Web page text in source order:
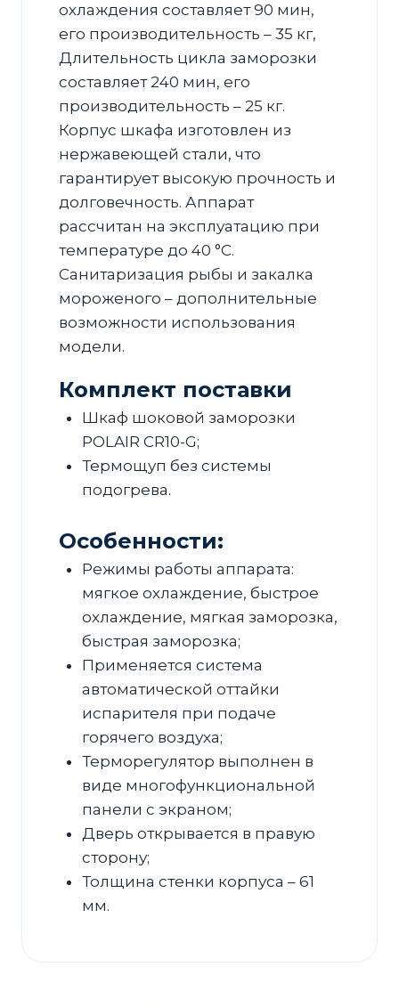
охлаждения составляет 90 мин,
его производительность – 35 кг,
Длительность цикла заморозки
составляет 240 мин, его
производительность – 25 кг.
Корпус шкафа изготовлен из
нержавеющей стали, что
гарантирует высокую прочность и
долговечность. Аппарат
рассчитан на эксплуатацию при
температуре до 40 °С.
Санитаризация рыбы и закалка
мороженого – дополнительные
возможности использования
модели.
Комплект поставки
Шкаф шоковой заморозки
POLAIR CR10-G;
Термощуп без системы
подогрева.
Особенности:
Режимы работы аппарата:
мягкое охлаждение, быстрое
охлаждение, мягкая заморозка,
быстрая заморозка;
Применяется система
автоматической оттайки
испарителя при подаче
горячего воздуха;
Терморегулятор выполнен в
виде многофункциональной
панели с экраном;
Дверь открывается в правую
сторону;
Толщина стенки корпуса – 61
мм.